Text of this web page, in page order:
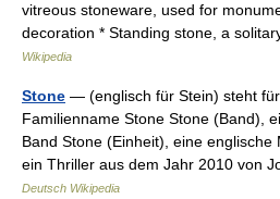
vitreous stoneware, used for
decoration * Standing stone, a
Wikipedia
Stone — (englisch für Stein) steht
Familienname Stone Stone (Band),
Band Stone (Einheit), eine englische
ein Thriller aus dem Jahr 2010 von
Deutsch Wikipedia